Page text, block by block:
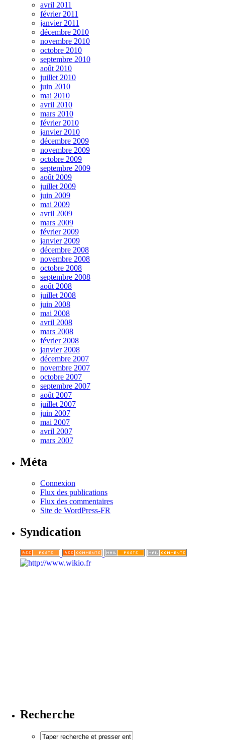
avril 2011
février 2011
janvier 2011
décembre 2010
novembre 2010
octobre 2010
septembre 2010
août 2010
juillet 2010
juin 2010
mai 2010
avril 2010
mars 2010
février 2010
janvier 2010
décembre 2009
novembre 2009
octobre 2009
septembre 2009
août 2009
juillet 2009
juin 2009
mai 2009
avril 2009
mars 2009
février 2009
janvier 2009
décembre 2008
novembre 2008
octobre 2008
septembre 2008
août 2008
juillet 2008
juin 2008
mai 2008
avril 2008
mars 2008
février 2008
janvier 2008
décembre 2007
novembre 2007
octobre 2007
septembre 2007
août 2007
juillet 2007
juin 2007
mai 2007
avril 2007
mars 2007
Méta
Connexion
Flux des publications
Flux des commentaires
Site de WordPress-FR
Syndication
Recherche